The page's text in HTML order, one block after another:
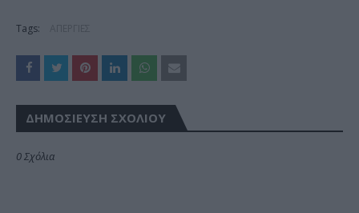
Tags:
ΔΗΜΟΣΊΕΥΣΗ ΣΧΟΛΊΟΥ
0 Σχόλια